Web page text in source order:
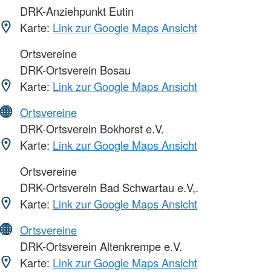
DRK-Anziehpunkt Eutin
Karte: Link zur Google Maps Ansicht
Ortsvereine
DRK-Ortsverein Bosau
Karte: Link zur Google Maps Ansicht
Ortsvereine
DRK-Ortsverein Bokhorst e.V.
Karte: Link zur Google Maps Ansicht
Ortsvereine
DRK-Ortsverein Bad Schwartau e.V,.
Karte: Link zur Google Maps Ansicht
Ortsvereine
DRK-Ortsverein Altenkrempe e.V.
Karte: Link zur Google Maps Ansicht